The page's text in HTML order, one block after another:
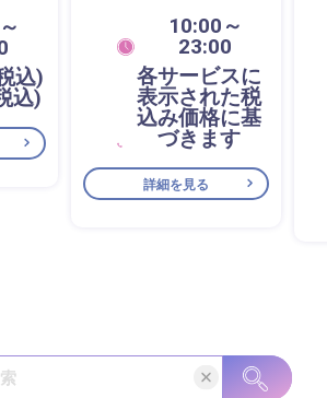
込)
込)
10:00～
23:00
各サービスに
表示された税
込み価格に基
づきます
詳細を見る